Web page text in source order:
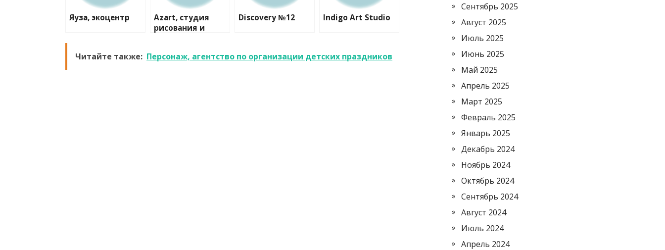
Яуза, экоцентр
Azart, студия
рисования и
Discovery №12 Indigo Art Studio
Читайте также: Персонаж, агентство по организации детских праздников
Сентябрь 2025
Август 2025
Июль 2025
Июнь 2025
Май 2025
Апрель 2025
Март 2025
Февраль 2025
Январь 2025
Декабрь 2024
Ноябрь 2024
Октябрь 2024
Сентябрь 2024
Август 2024
Июль 2024
Апрель 2024